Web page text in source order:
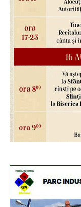
memorabilă,
dintre cele mai
Dâmbovița, unde
frumusețea
pentru relaxare și